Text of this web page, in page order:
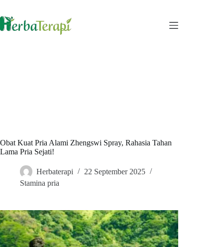
content
Obat Kuat Pria Alami Zhengswi Spray, Rahasia Tahan
Lama Pria Sejati!
Herbaterapi
22 September 2025
Stamina pria